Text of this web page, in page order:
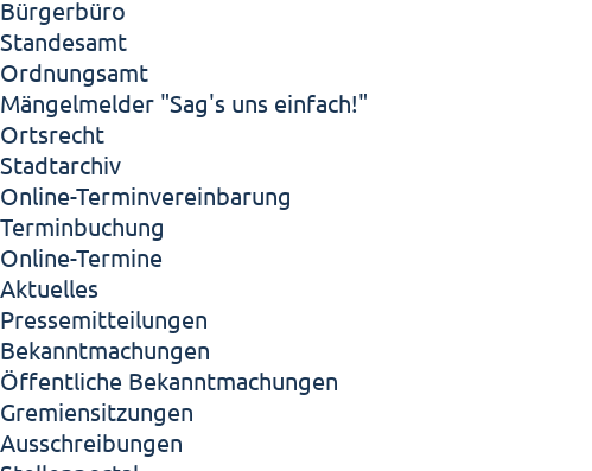
Bürgerbüro
Standesamt
Ordnungsamt
Mängelmelder "Sag's uns einfach!"
Ortsrecht
Stadtarchiv
Online-Terminvereinbarung
Terminbuchung
Online-Termine
Aktuelles
Pressemitteilungen
Bekanntmachungen
Öffentliche Bekanntmachungen
Gremiensitzungen
Ausschreibungen